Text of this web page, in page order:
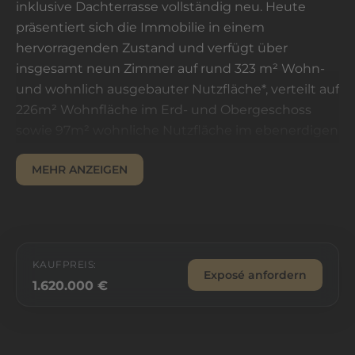
inklusive Dachterrasse vollständig neu. Heute
präsentiert sich die Immobilie in einem
hervorragenden Zustand und verfügt über
insgesamt neun Zimmer auf rund 323 m² Wohn-
und wohnlich ausgebauter Nutzfläche*, verteilt auf
226m² Wohnfläche im Erd- und Obergeschoss
Untergeschoss mit Sauna, Sportbereich,
Kaminzimmer, Pantry und Vollbad. Vier
Besondere Highlights sind die großzügige
MEHR ANZEIGEN
KAUFPREIS:
1.620.000 €
Exposé anfordern